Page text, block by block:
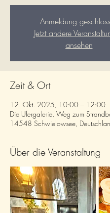
Anmeldung
Jetzt andere
ansehen
Zeit & Ort
12. Okt. 2025, 10:00 – 12:00
Die Ufergalerie, Weg zum
14548 Schwielowsee,
Über die Veranstaltung